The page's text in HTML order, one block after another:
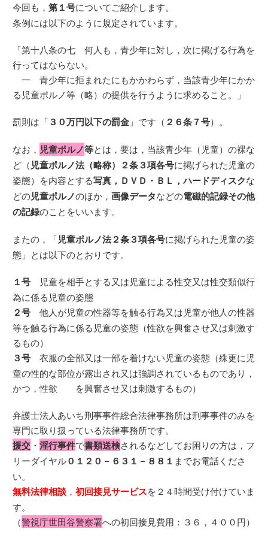
今回も，第１号についてご紹介します。
条例には以下のように規定されています。
「第十八条の七 何人も，青少年に対し，次に掲げる行為を
行ってはならない。
一 青少年に拒まれたにもかかわらず，当該青少年にかか
る児童ポルノ等（略）の提供を行うように求めること。」
罰則は「３０万円以下の罰金 」です（ ２６条７号）。
なお， 児童ポルノ等とは，要は，当該青少年（児童）の裸な
ど（児童ポルノ法（略称）２条３項各号に掲げられた児童の
姿態）を内容とする写真，ＤＶＤ・ＢＬ，ハードディスクな
どの児童ポルノのほか，画像データなどの電磁的記録その他
の記録のことをいいます。
またの，「児童ポルノ法２条３項各号に掲げられた児童の姿
態」とは以下のとおりです。
１号 児童を相手とする又は児童による性交又は性交類似行
為に係る児童の姿態
２号 他人が児童の性器等を触る行為又は児童が他人の性器
等を触る行為に係る児童の姿態（性欲を興奮させ又は刺激す
るもの）
３号 衣服の全部又は一部を着けない児童の姿態（殊更に児
童の性的な部位が露出され又は強調されているものであり，
かつ，性欲 を興奮させ又は刺激するもの）
弁護士法人あいち刑事事件総合法律事務所は刑事事件のみを
専門に取り扱っている法律事務所です。
援交 ・淫行事件で書類送検されるなどしてお困りの方は，フ
リーダイヤル０１２０－６３１－８８１ までお電話くださ
い。
無料法律相談 ，初回接見サービスを２４時間受け付けていま
す。
（警視庁世田谷警察署への初回接見費用：３６，４００円）